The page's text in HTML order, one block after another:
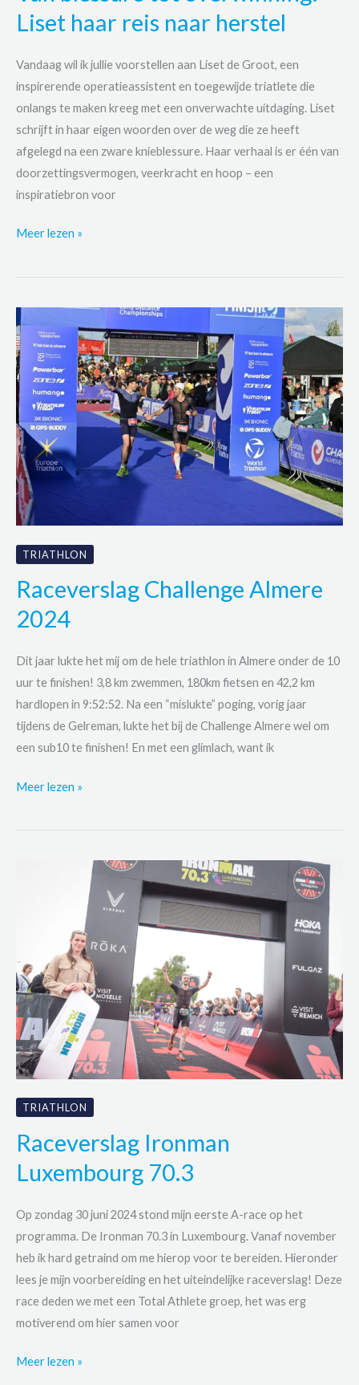
Liset haar reis naar herstel
Vandaag wil ik jullie voorstellen aan Liset de Groot, een
inspirerende operatieassistent en toegewijde triatlete die
onlangs te maken kreeg met een onverwachte uitdaging. Liset
schrijft in haar eigen woorden over de weg die ze heeft
afgelegd na een zware knieblessure. Haar verhaal is er één van
doorzettingsvermogen, veerkracht en hoop – een
inspiratiebron voor
Van
tot
haar
reis
naar
herstel
Meer lezen »
TRIATHLON
Raceverslag Challenge Almere
2024
Dit jaar lukte het mij om de hele triathlon in Almere onder de 10
uur te finishen! 3,8 km zwemmen, 180km fietsen en 42,2 km
hardlopen in 9:52:52. Na een “mislukte” poging, vorig jaar
tijdens de Gelreman, lukte het bij de Challenge Almere wel om
een sub10 te finishen! En met een glimlach, want ik
Raceverslag
Almere
Meer lezen »
TRIATHLON
Raceverslag Ironman
Luxembourg 70.3
Op zondag 30 juni 2024 stond mijn eerste A-race op het
programma. De Ironman 70.3 in Luxembourg. Vanaf november
heb ik hard getraind om me hierop voor te bereiden. Hieronder
lees je mijn voorbereiding en het uiteindelijke raceverslag! Deze
race deden we met een Total Athlete groep, het was erg
motiverend om hier samen voor
Raceverslag
Meer lezen »